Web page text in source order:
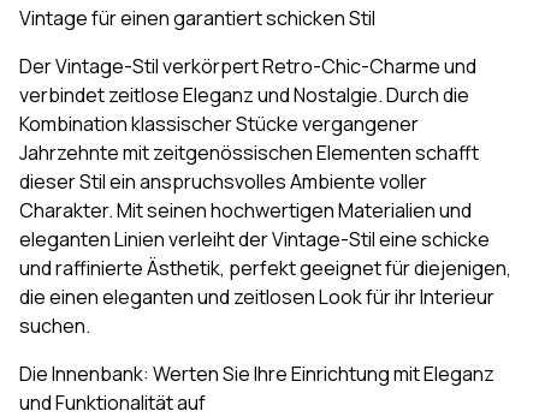
Vintage für einen garantiert schicken Stil
Der Vintage-Stil verkörpert Retro-Chic-Charme und
verbindet zeitlose Eleganz und Nostalgie. Durch die
Kombination klassischer Stücke vergangener
Jahrzehnte mit zeitgenössischen Elementen schafft
dieser Stil ein anspruchsvolles Ambiente voller
Charakter. Mit seinen hochwertigen Materialien und
eleganten Linien verleiht der Vintage-Stil eine schicke
und raffinierte Ästhetik, perfekt geeignet für diejenigen,
die einen eleganten und zeitlosen Look für ihr Interieur
suchen.
Die Innenbank: Werten Sie Ihre Einrichtung mit Eleganz
und Funktionalität auf